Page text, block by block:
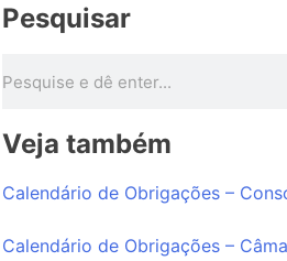
Pesquisar
Veja também
Calendário de Obrigações –
Calendário de Obrigações –